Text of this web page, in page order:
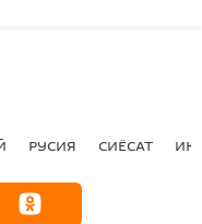
РУСИЯ СИЁСАТ